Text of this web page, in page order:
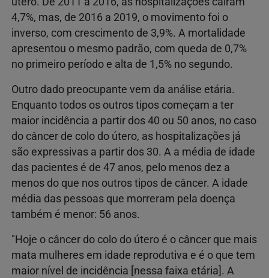
4,7%, mas, de 2016 a 2019, o movimento foi o
inverso, com crescimento de 3,9%. A mortalidade
apresentou o mesmo padrão, com queda de 0,7%
no primeiro período e alta de 1,5% no segundo.
Outro dado preocupante vem da análise etária.
Enquanto todos os outros tipos começam a ter
maior incidência a partir dos 40 ou 50 anos, no caso
do câncer de colo do útero, as hospitalizações já
são expressivas a partir dos 30. A a média de idade
das pacientes é de 47 anos, pelo menos dez a
menos do que nos outros tipos de câncer. A idade
média das pessoas que morreram pela doença
também é menor: 56 anos.
"Hoje o câncer do colo do útero é o câncer que mais
mata mulheres em idade reprodutiva e é o que tem
maior nível de incidência [nessa faixa etária]. A